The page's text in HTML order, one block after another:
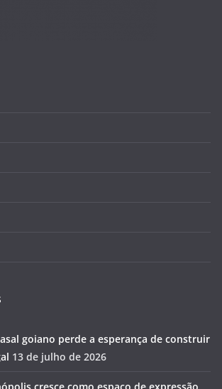
goiano perde a esperança de construir
13 de julho de 2026